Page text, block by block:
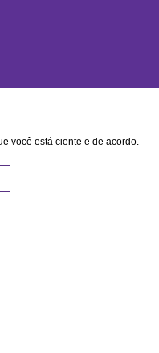
você está ciente e de acordo.